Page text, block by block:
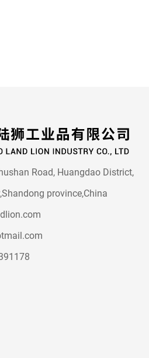
Road, Huangdao District,
province,China